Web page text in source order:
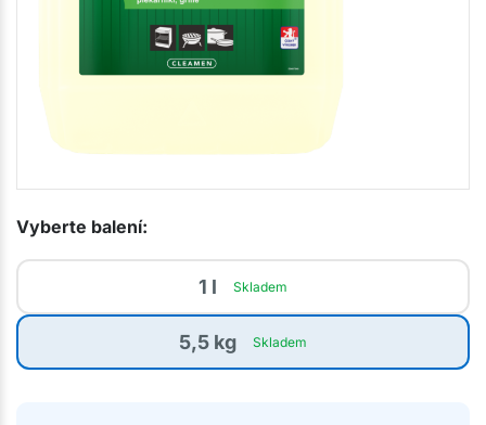
Vyberte balení:
1 l Skladem
5,5 kg Skladem